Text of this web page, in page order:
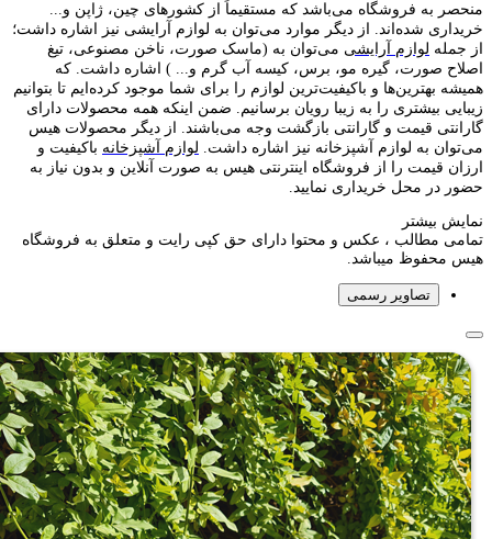
منحصر به فروشگاه می‌باشد که مستقیماً از کشور‌های چین، ژاپن و...
خریداری شده‌اند. از دیگر موارد می‌توان به لوازم آرایشی نیز اشاره داشت؛
از جمله لوازم آرایشی می‌توان به (ماسک صورت، ناخن مصنوعی، تیغ
اصلاح صورت، گیره مو، برس، کیسه آب گرم و... ) اشاره داشت. که
همیشه بهترین‌ها و باکیفیت‌ترین لوازم را برای شما موجود کرده‌ایم تا بتوانیم
زیبایی بیشتری را به زیبا رویان برسانیم. ضمن اینکه همه محصولات دارای
گارانتی قیمت و گارانتی بازگشت وجه می‌باشند. از دیگر محصولات هیس
می‌توان به لوازم آشپزخانه نیز اشاره داشت. لوازم آشپزخانه باکیفیت و
ارزان قیمت را از فروشگاه اینترنتی هیس به صورت آنلاین و بدون نیاز به
حضور در محل خریداری نمایید.
نمایش بیشتر
تمامی مطالب ، عکس و محتوا دارای حق کپی رایت و متعلق به فروشگاه
هیس محفوظ میباشد.
تصاویر رسمی